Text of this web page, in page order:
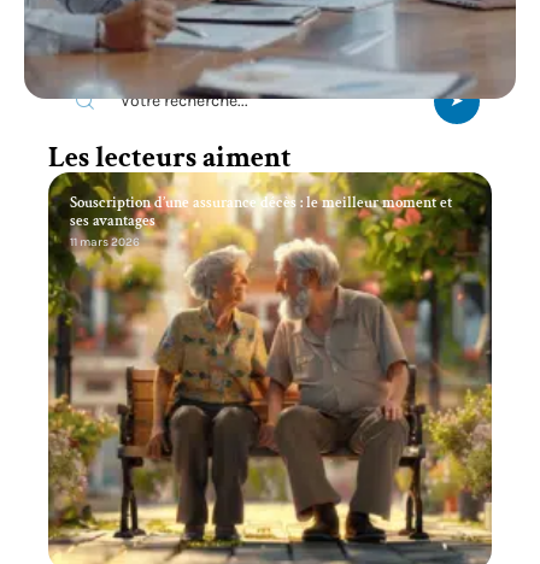
Recherche
Les lecteurs aiment
Souscription d’une assurance décès : le meilleur moment et
ses avantages
11 mars 2026